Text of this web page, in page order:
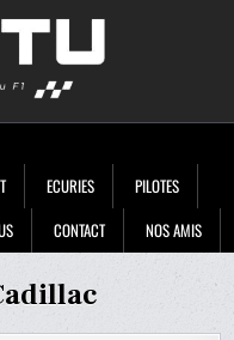
ECURIES
PILOTES
CONTACT NOS AMIS